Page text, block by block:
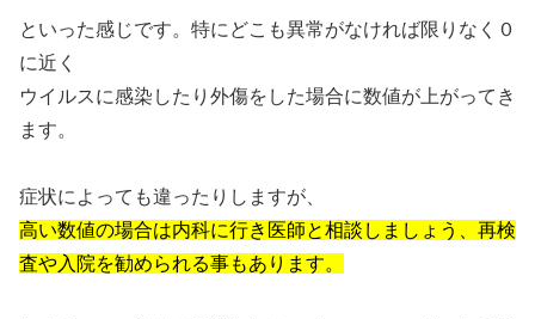
といった感じです。特にどこも異常がなければ限りなく０
に近く
ウイルスに感染したり外傷をした場合に数値が上がってき
ます。
症状によっても違ったりしますが、
高い数値の場合は内科に行き医師と相談しましょう、再検
査や入院を勧められる事もあります。